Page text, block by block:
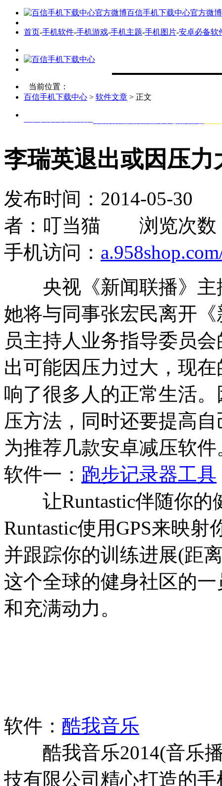
百信手机下载中心官方微博
首页-手机软件-手机游戏-手机主题-手机图片-安卓必备软
当前位置：
百信手机下载中心 > 软件文章 > 正文
李瑞英退出或因压
发布时间：2014-05-
者：叮当猫 浏览次数
手机访问：
央视《新闻联播》主
她将与同事张宏民离开
员主持人业务指导委员
出可能因压力过大，现
响了很多人的正常生活
压方法，同时还要提高
为推荐几款安卓减压软件
软件一： 跑步记录器工具
让Runtastic伴随你的
Runtastic使用GPS来映
并跟踪你的训练进展(距
这个全球的健身社区的
和充满动力。
软件： 酷我音乐
酷我音乐2014(音乐播
技有限公司精心打造的